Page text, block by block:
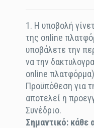
1. Η υποβολή
της online
υποβάλετε την
να την
online
Προϋπόθεση για
αποτελεί η
Συνέδριο.
Σημαντικό: κάθε